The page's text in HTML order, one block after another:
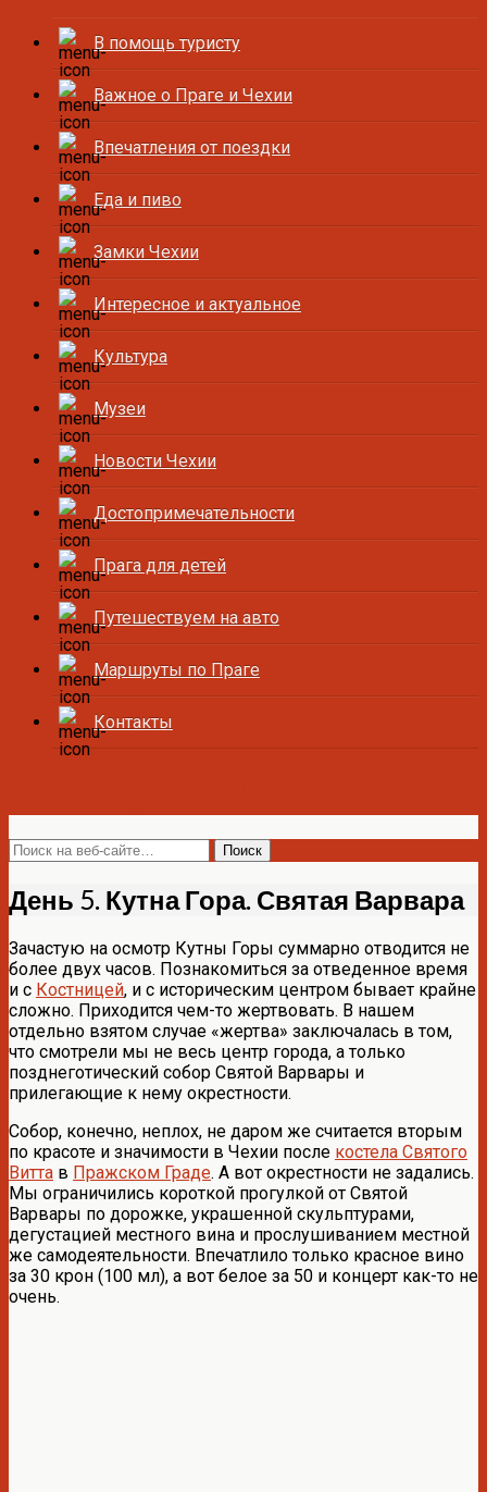
В помощь туристу
Важное о Праге и Чехии
Впечатления от поездки
Еда и пиво
Замки Чехии
Интересное и актуальное
Культура
Музеи
Новости Чехии
Достопримечательности
Прага для детей
Путешествуем на авто
Маршруты по Праге
Контакты
День 5. Кутна Гора. Святая Варвара
Зачастую на осмотр Кутны Горы суммарно отводится не
более двух часов. Познакомиться за отведенное время
и с Костницей, и с историческим центром бывает крайне
сложно. Приходится чем-то жертвовать. В нашем
отдельно взятом случае «жертва» заключалась в том,
что смотрели мы не весь центр города, а только
позднеготический собор Святой Варвары и
прилегающие к нему окрестности.
Собор, конечно, неплох, не даром же считается вторым
по красоте и значимости в Чехии после костела Святого
Витта в Пражском Граде. А вот окрестности не задались.
Мы ограничились короткой прогулкой от Святой
Варвары по дорожке, украшенной скульптурами,
дегустацией местного вина и прослушиванием местной
же самодеятельности. Впечатлило только красное вино
за 30 крон (100 мл), а вот белое за 50 и концерт как-то не
очень.